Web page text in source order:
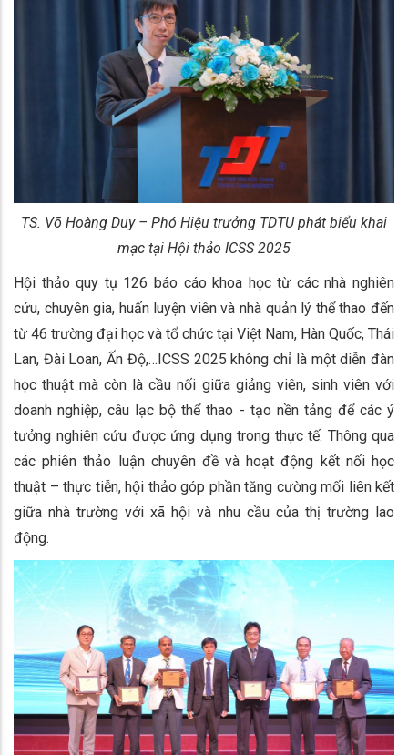
TS. Võ Hoàng Duy – Phó Hiệu trưởng TDTU phát biểu khai
mạc tại Hội thảo ICSS 2025
Hội thảo quy tụ 126 báo cáo khoa học từ các nhà nghiên
cứu, chuyên gia, huấn luyện viên và nhà quản lý thể thao đến
từ 46 trường đại học và tổ chức tại Việt Nam, Hàn Quốc, Thái
Lan, Đài Loan, Ấn Độ,…ICSS 2025 không chỉ là một diễn đàn
học thuật mà còn là cầu nối giữa giảng viên, sinh viên với
doanh nghiệp, câu lạc bộ thể thao - tạo nền tảng để các ý
tưởng nghiên cứu được ứng dụng trong thực tế. Thông qua
các phiên thảo luận chuyên đề và hoạt động kết nối học
thuật – thực tiễn, hội thảo góp phần tăng cường mối liên kết
giữa nhà trường với xã hội và nhu cầu của thị trường lao
động.